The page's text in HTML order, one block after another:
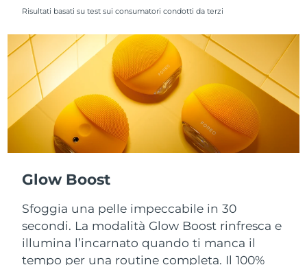
Risultati basati su test sui consumatori condotti da terzi
Glow Boost
Sfoggia una pelle impeccabile in 30
secondi. La modalità Glow Boost rinfresca e
illumina l’incarnato quando ti manca il
tempo per una routine completa. Il 100%
Spagna Consegna stimata
Svezia Consegna stimata
Svizzera Consegna stimata 11/08/2026
Taiwan Consegna stimata16/08/2026
Thailandia Consegna stimata 15/08/2026
Turchia
Emirati Arabi Uniti Consegna stimata12/08/2026
Regno Unito Consegna stimata11/08/2026